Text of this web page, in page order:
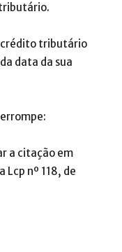
crédito tributário
data da sua
a citação em
Lcp nº 118, de